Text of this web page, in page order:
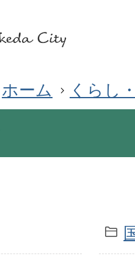
ホーム くらし